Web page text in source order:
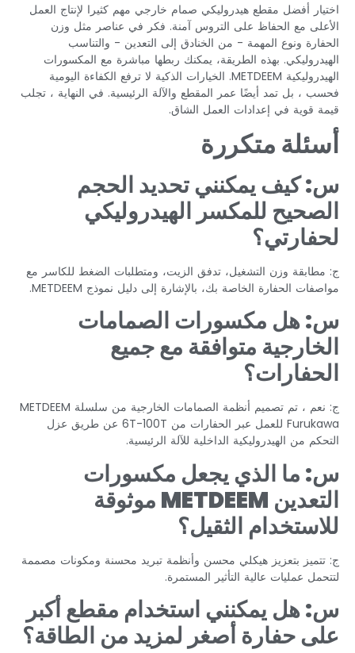
اختيار أفضل مقطع هيدروليكي صمام خارجي مهم كثيرا لإنتاج العمل
الأعلى مع الحفاظ على التروس آمنة. فكر في عناصر مثل وزن
الحفارة ونوع المهمة - من الخنادق إلى التعدين - والتناسب
الهيدروليكي. بهذه الطريقة، يمكنك ربطها مباشرة مع المكسورات
الهيدروليكية METDEEM. الخيارات الذكية لا ترفع الكفاءة اليومية
فحسب ، بل تمد أيضًا عمر المقطع والآلة الرئيسية. في النهاية ، تجلب
قيمة قوية في إعدادات العمل الشاق.
أسئلة متكررة
س: كيف يمكنني تحديد الحجم
الصحيح للمكسر الهيدروليكي
لحفارتي؟
ج: مطابقة وزن التشغيل، تدفق الزيت، ومتطلبات الضغط للكاسر مع
مواصفات الحفارة الخاصة بك، بالإشارة إلى دليل نموذج METDEEM.
س: هل مكسورات الصمامات
الخارجية متوافقة مع جميع
الحفارات؟
ج: نعم ، تم تصميم أنظمة الصمامات الخارجية من سلسلة METDEEM
Furukawa للعمل عبر الحفارات من 6T-100T عن طريق عزل
التحكم من الهيدروليكية الداخلية للآلة الرئيسية.
س: ما الذي يجعل مكسورات
التعدين METDEEM موثوقة
للاستخدام الثقيل؟
ج: تتميز بتعزيز هيكلي محسن وأنظمة تبريد محسنة ومكونات مصممة
لتتحمل عمليات عالية التأثير المستمرة.
س: هل يمكنني استخدام مقطع أكبر
على حفارة أصغر لمزيد من الطاقة؟